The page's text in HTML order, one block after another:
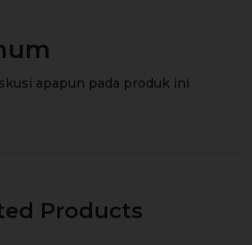
apapun pada produk ini
Products